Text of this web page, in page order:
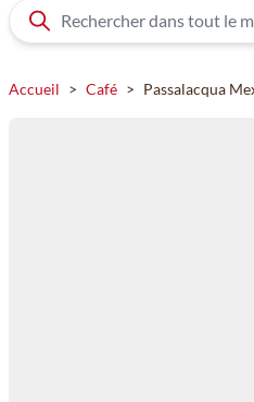
Accueil > Café > Passalacqua